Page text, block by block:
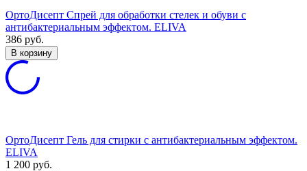
ОртоДисепт Спрей для обработки стелек и обуви с
антибактериальным эффектом. ELIVA
386 руб.
В корзину
ОртоДисепт Гель для стирки с антибактериальным эффектом.
ELIVA
1 200 руб.